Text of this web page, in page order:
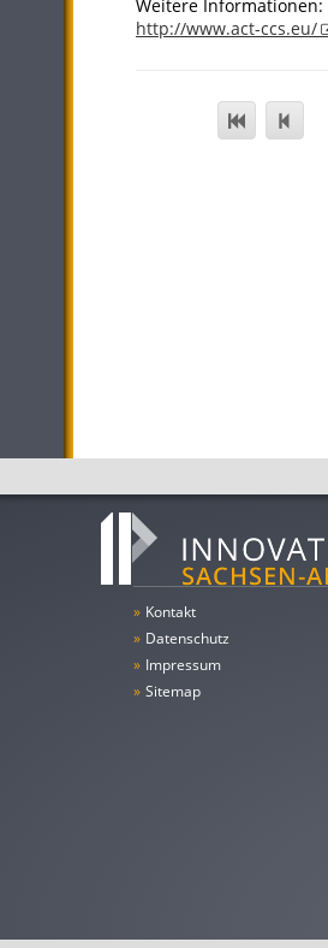
Weitere Informationen:
http://www.act-ccs.eu/
» Kontakt
» Datenschutz
» Impressum
» Sitemap